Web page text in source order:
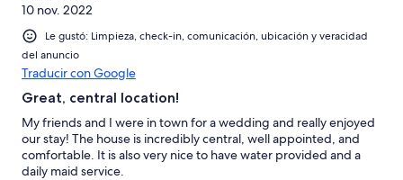
10 nov. 2022
Le gustó: Limpieza, check-in, comunicación, ubicación y veracidad
del anuncio
Traducir con Google
Great, central location!
My friends and I were in town for a wedding and really enjoyed
our stay! The house is incredibly central, well appointed, and
comfortable. It is also very nice to have water provided and a
daily maid service.